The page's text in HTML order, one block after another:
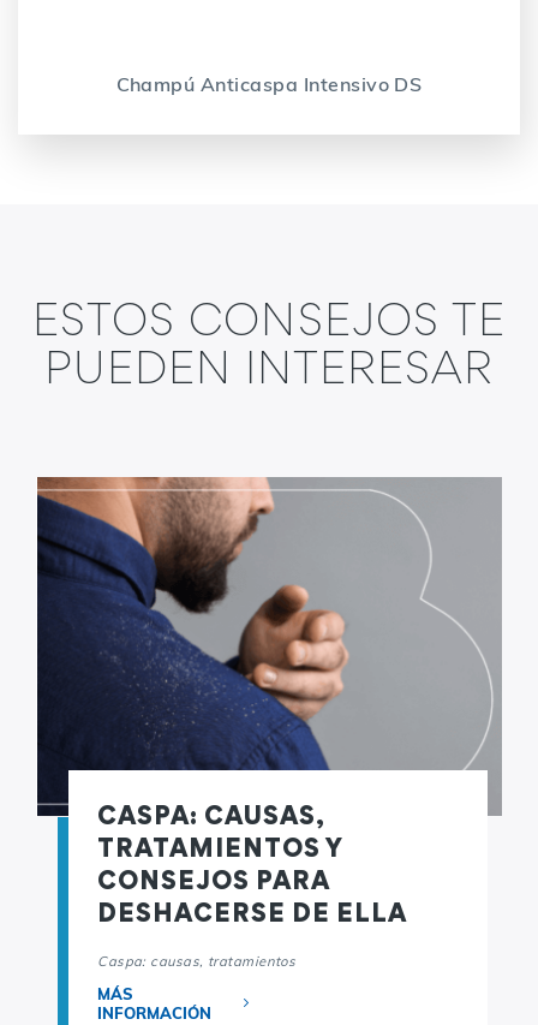
Champú Anticaspa Intensivo DS
ESTOS CONSEJOS TE
PUEDEN INTERESAR
CASPA: CAUSAS,
TRATAMIENTOS Y
CONSEJOS PARA
DESHACERSE DE ELLA
Caspa: causas, tratamientos
MÁS
INFORMACIÓN